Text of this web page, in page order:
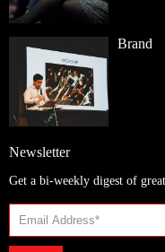
Brand
Newsletter
Get a bi-weekly digest of